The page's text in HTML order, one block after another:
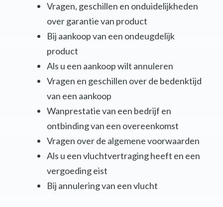
Vragen, geschillen en onduidelijkheden
over garantie van product
Bij aankoop van een ondeugdelijk
product
Als u een aankoop wilt annuleren
Vragen en geschillen over de bedenktijd
van een aankoop
Wanprestatie van een bedrijf en
ontbinding van een overeenkomst
Vragen over de algemene voorwaarden
Als u een vluchtvertraging heeft en een
vergoeding eist
Bij annulering van een vlucht